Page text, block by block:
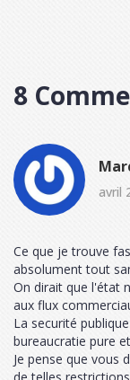
8
avril
Ce que je trouve
absolument tout
On dirait que l'état
aux flux
La securité
bureaucratie pure
Je pense que vous